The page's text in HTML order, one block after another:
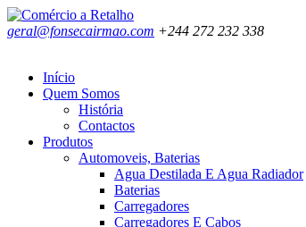
geral@fonsecairmao.com +244 272 232 338
Início
Quem Somos
História
Contactos
Produtos
Automoveis, Baterias
Agua Destilada E Agua Radiador
Baterias
Carregadores
Carregadores E Cabos